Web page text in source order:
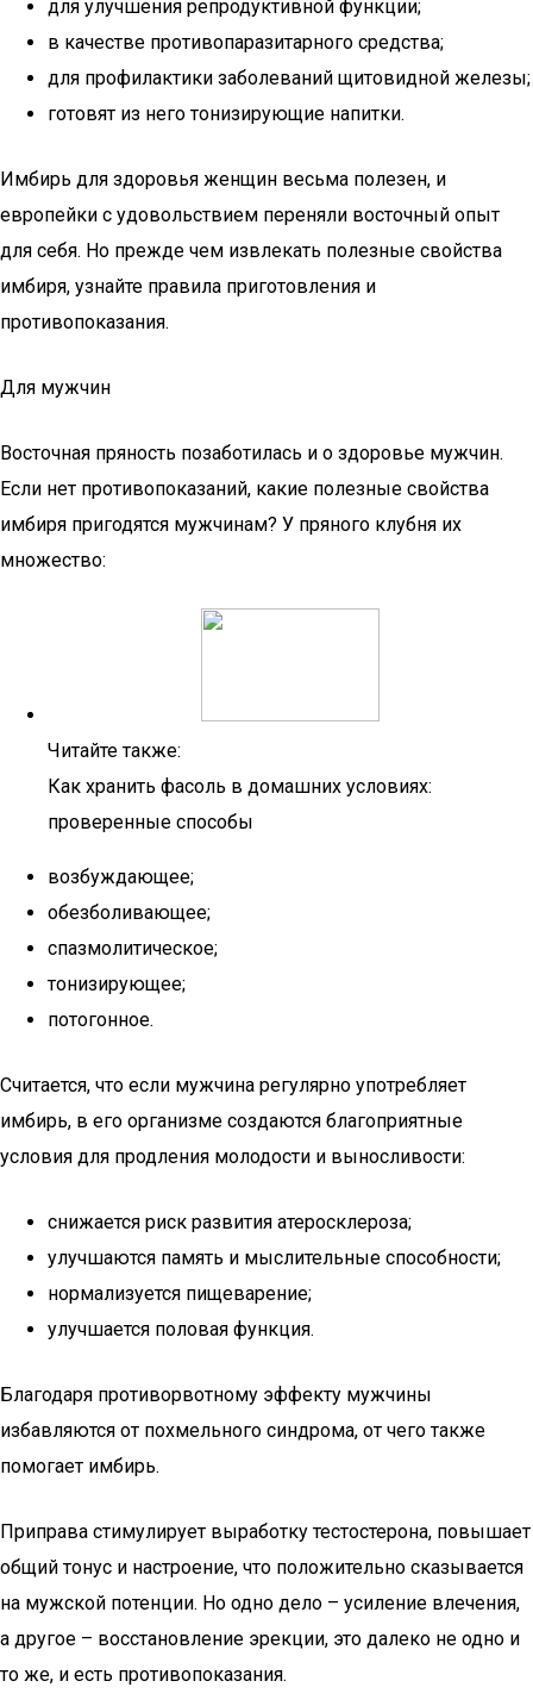
для улучшения репродуктивной функции;
в качестве противопаразитарного средства;
для профилактики заболеваний щитовидной железы;
готовят из него тонизирующие напитки.
Имбирь для здоровья женщин весьма полезен, и
европейки с удовольствием переняли восточный опыт
для себя. Но прежде чем извлекать полезные свойства
имбиря, узнайте правила приготовления и
противопоказания.
Для мужчин
Восточная пряность позаботилась и о здоровье мужчин.
Если нет противопоказаний, какие полезные свойства
имбиря пригодятся мужчинам? У пряного клубня их
множество:
Читайте также:
Как хранить фасоль в домашних условиях:
проверенные способы
возбуждающее;
обезболивающее;
спазмолитическое;
тонизирующее;
потогонное.
Считается, что если мужчина регулярно употребляет
имбирь, в его организме создаются благоприятные
условия для продления молодости и выносливости:
снижается риск развития атеросклероза;
улучшаются память и мыслительные способности;
нормализуется пищеварение;
улучшается половая функция.
Благодаря противорвотному эффекту мужчины
избавляются от похмельного синдрома, от чего также
помогает имбирь.
Приправа стимулирует выработку тестостерона, повышает
общий тонус и настроение, что положительно сказывается
на мужской потенции. Но одно дело – усиление влечения,
а другое – восстановление эрекции, это далеко не одно и
то же, и есть противопоказания.